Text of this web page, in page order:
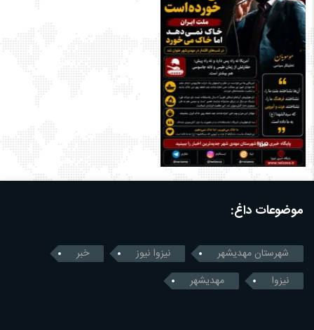
موضوعات داغ:
شهرستان مهدیشهر نیزوا نیوز
خبر
نیزوا
مهدیشهر